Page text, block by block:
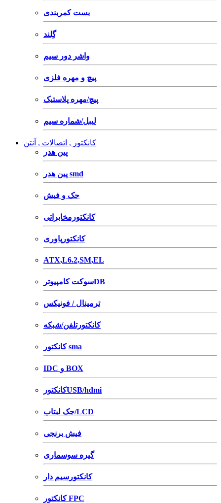
بست کمربندی
گِلند
واشر دور سیم
پیچ و مهره فلزی
پیچ/مهره پلاستیک
لیبل/شماره سیم
کانکتور , اتصالات , آنتن
پین هدر
پین هدر smd
جک و فیش
کانکتورمخابراتی
کانکتورپاوری
ATX,L6.2,SM,EL
سوکت کامپیوترDB
ترمینال / فونیکس
کانکتورتلفن/شبکه
کانکتور sma
IDC و BOX
کانکتورUSB/hdmi
جک لبتاب/LCD
فیش برنجی
گیره سوسماری
کانکتورسیم دار
کانکتور FPC